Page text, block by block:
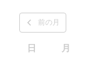
前の月
日 月